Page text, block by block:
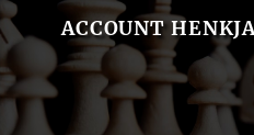
ACCOUNT